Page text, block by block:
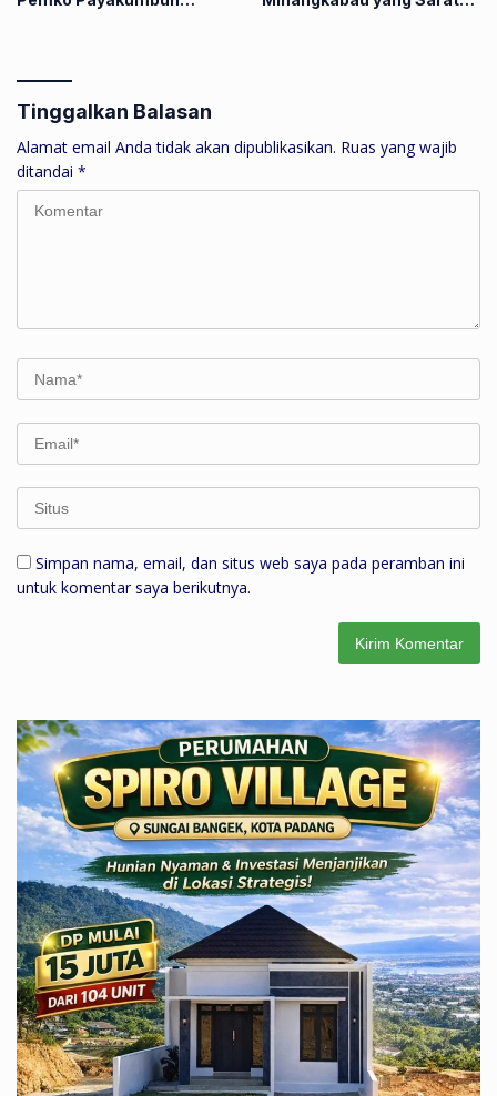
Tinggalkan Balasan
Alamat email Anda tidak akan dipublikasikan. Ruas yang wajib
ditandai *
Simpan nama, email, dan situs web saya pada peramban ini
untuk komentar saya berikutnya.